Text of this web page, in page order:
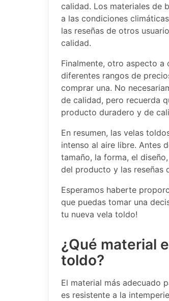
calidad. Los materiales de
a las condiciones
las reseñas de otros
calidad.
Finalmente, otro aspecto a
diferentes rangos de
comprar una. No
de calidad, pero recuerda
producto duradero y de
En resumen, las velas
intenso al aire libre. Antes
tamaño, la forma, el
del producto y las reseñas
Esperamos haberte
que puedas tomar una
tu nueva vela toldo!
¿Qué material
toldo?
El material más adecuado
es resistente a la